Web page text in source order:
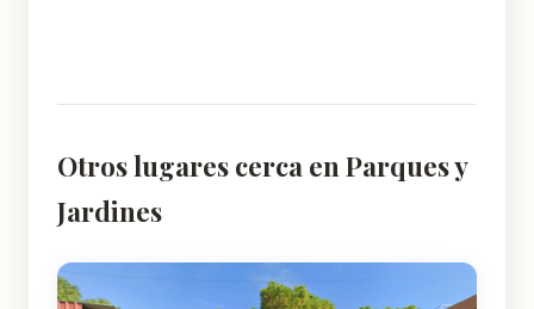
Otros lugares cerca en Parques y
Jardines